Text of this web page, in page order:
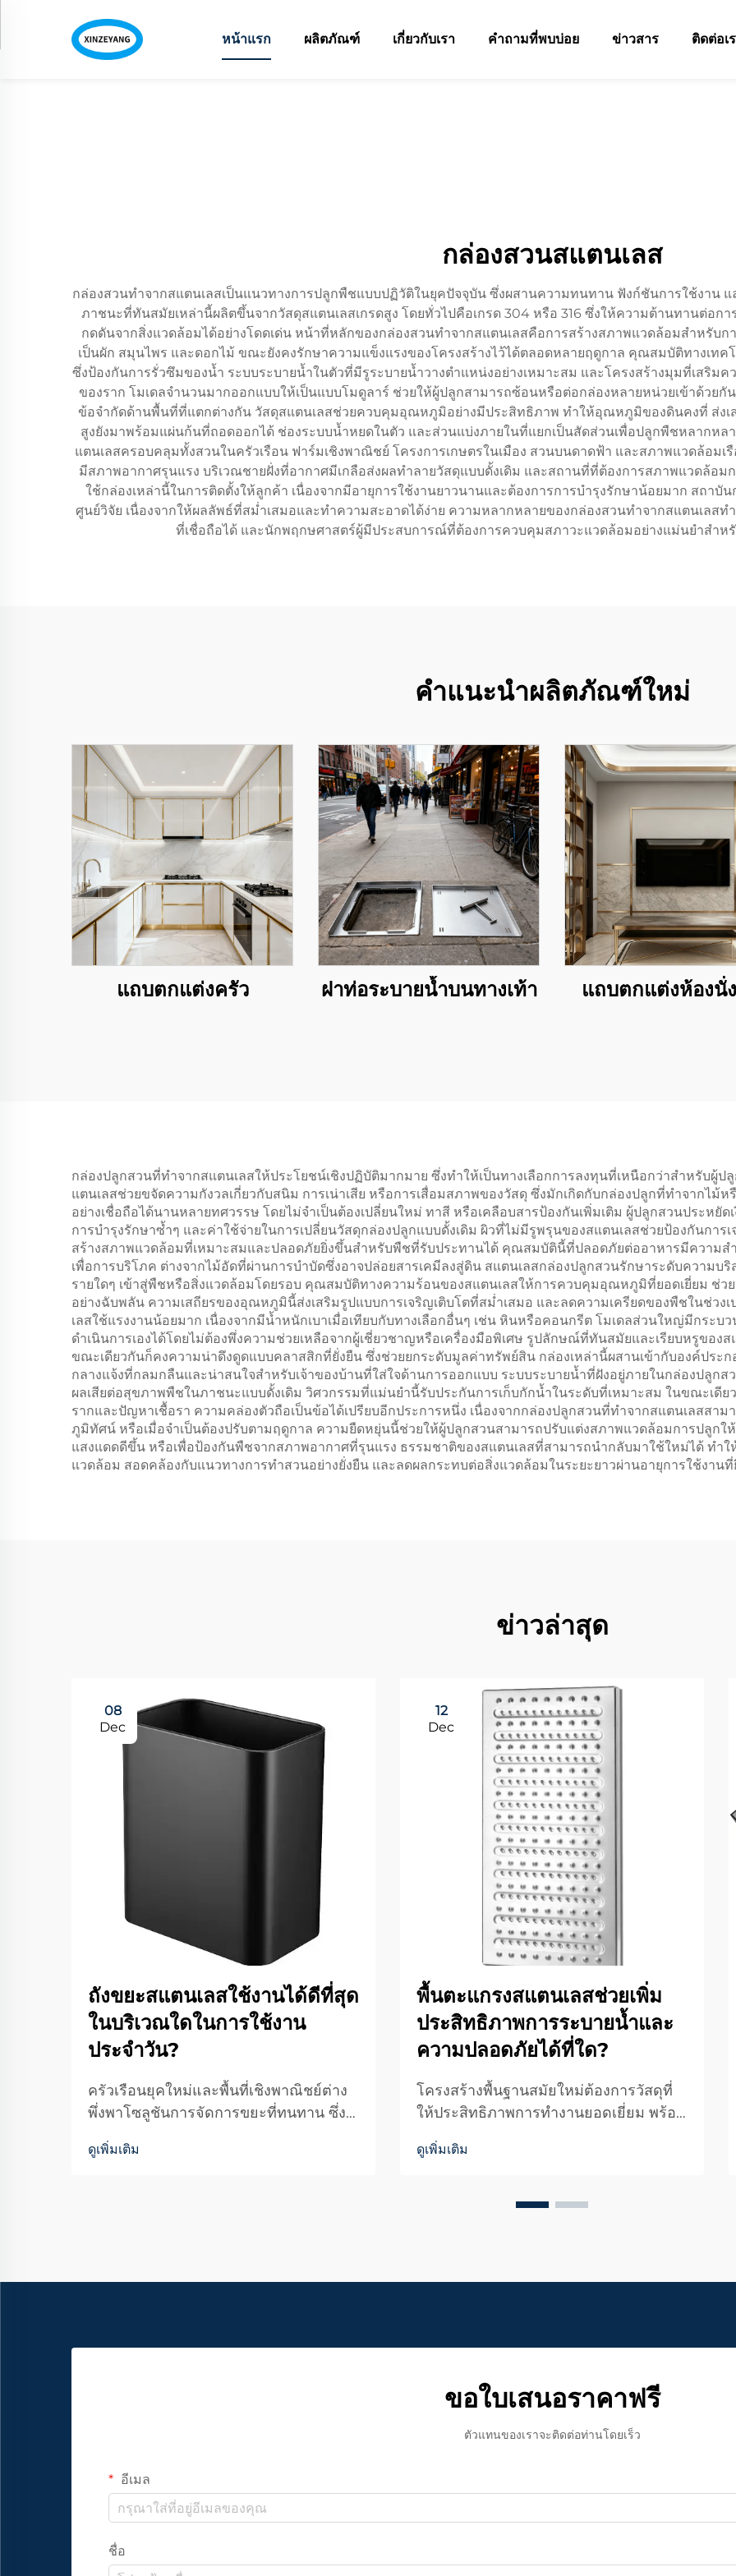
หน้าแรก ผลิตภัณฑ์ เกี่ยวกับเรา คำถามที่พบบ่อย ข่าวสาร ติดต่อเ
กล่องสวนสแตนเลส
กล่องสวนทำจากสแตนเลสเป็นแนวทางการปลูกพืชแบบปฏิวัติในยุคปัจจุบัน ซึ่งผสานความทนทาน ฟังก์ชันการใช้งาน แ
ภาชนะที่ทันสมัยเหล่านี้ผลิตขึ้นจากวัสดุสแตนเลสเกรดสูง โดยทั่วไปคือเกรด 304 หรือ 316 ซึ่งให้ความต้านทานต่อก
กดดันจากสิ่งแวดล้อมได้อย่างโดดเด่น หน้าที่หลักของกล่องสวนทำจากสแตนเลสคือการสร้างสภาพแวดล้อมสำหรับ
เป็นผัก สมุนไพร และดอกไม้ ขณะยังคงรักษาความแข็งแรงของโครงสร้างไว้ได้ตลอดหลายฤดูกาล คุณสมบัติทางเทค
ซึ่งป้องกันการรั่วซึมของน้ำ ระบบระบายน้ำในตัวที่มีรูระบายน้ำวางตำแหน่งอย่างเหมาะสม และโครงสร้างมุมที่เสริม
ของราก โมเดลจำนวนมากออกแบบให้เป็นแบบโมดูลาร์ ช่วยให้ผู้ปลูกสามารถซ้อนหรือต่อกล่องหลายหน่วยเข้าด้วย
ข้อจำกัดด้านพื้นที่ที่แตกต่างกัน วัสดุสแตนเลสช่วยควบคุมอุณหภูมิอย่างมีประสิทธิภาพ ทำให้อุณหภูมิของดินคงที่ ส่งเ
สูงยังมาพร้อมแผ่นก้นที่ถอดออกได้ ช่องระบบน้ำหยดในตัว และส่วนแบ่งภายในที่แยกเป็นสัดส่วนเพื่อปลูกพืชหลากห
แตนเลสครอบคลุมทั้งสวนในครัวเรือน ฟาร์มเชิงพาณิชย์ โครงการเกษตรในเมือง สวนบนดาดฟ้า และสภาพแวดล้อม
มีสภาพอากาศรุนแรง บริเวณชายฝั่งที่อากาศมีเกลือส่งผลทำลายวัสดุแบบดั้งเดิม และสถานที่ที่ต้องการสภาพแวดล้อ
ใช้กล่องเหล่านี้ในการติดตั้งให้ลูกค้า เนื่องจากมีอายุการใช้งานยาวนานและต้องการการบำรุงรักษาน้อยมาก สถาบั
ศูนย์วิจัย เนื่องจากให้ผลลัพธ์ที่สม่ำเสมอและทำความสะอาดได้ง่าย ความหลากหลายของกล่องสวนทำจากสแตนเลส
ที่เชื่อถือได้ และนักพฤกษศาสตร์ผู้มีประสบการณ์ที่ต้องการควบคุมสภาวะแวดล้อมอย่างแม่นยำสำหรั
คำแนะนำผลิตภัณฑ์ใหม่
แถบตกแต่งครัว ฝาท่อระบายน้ำบนทางเท้า แถบตกแต่งห้องนั่
กล่องปลูกสวนที่ทำจากสแตนเลสให้ประโยชน์เชิงปฏิบัติมากมาย ซึ่งทำให้เป็นทางเลือกการลงทุนที่เหนือกว่าสำหรับผู้
แตนเลสช่วยขจัดความกังวลเกี่ยวกับสนิม การเน่าเสีย หรือการเสื่อมสภาพของวัสดุ ซึ่งมักเกิดกับกล่องปลูกที่ทำจากไม้
อย่างเชื่อถือได้นานหลายทศวรรษ โดยไม่จำเป็นต้องเปลี่ยนใหม่ ทาสี หรือเคลือบสารป้องกันเพิ่มเติม ผู้ปลูกสวนประหยัด
การบำรุงรักษาซ้ำๆ และค่าใช้จ่ายในการเปลี่ยนวัสดุกล่องปลูกแบบดั้งเดิม ผิวที่ไม่มีรูพรุนของสแตนเลสช่วยป้องกันการ
สร้างสภาพแวดล้อมที่เหมาะสมและปลอดภัยยิ่งขึ้นสำหรับพืชที่รับประทานได้ คุณสมบัตินี้ที่ปลอดภัยต่ออาหารมีความส
เพื่อการบริโภค ต่างจากไม้อัดที่ผ่านการบำบัดซึ่งอาจปล่อยสารเคมีลงสู่ดิน สแตนเลสกล่องปลูกสวนรักษาระดับความ
รายใดๆ เข้าสู่พืชหรือสิ่งแวดล้อมโดยรอบ คุณสมบัติทางความร้อนของสแตนเลสให้การควบคุมอุณหภูมิที่ยอดเยี่ยม ช่ว
อย่างฉับพลัน ความเสถียรของอุณหภูมินี้ส่งเสริมรูปแบบการเจริญเติบโตที่สม่ำเสมอ และลดความเครียดของพืชในช่ว
เลสใช้แรงงานน้อยมาก เนื่องจากมีน้ำหนักเบาเมื่อเทียบกับทางเลือกอื่นๆ เช่น หินหรือคอนกรีต โมเดลส่วนใหญ่มีกระบ
ดำเนินการเองได้โดยไม่ต้องพึ่งความช่วยเหลือจากผู้เชี่ยวชาญหรือเครื่องมือพิเศษ รูปลักษณ์ที่ทันสมัยและเรียบหรูขอ
ขณะเดียวกันก็คงความน่าดึงดูดแบบคลาสสิกที่ยั่งยืน ซึ่งช่วยยกระดับมูลค่าทรัพย์สิน กล่องเหล่านี้ผสานเข้ากับองค์ประก
กลางแจ้งที่กลมกลืนและน่าสนใจสำหรับเจ้าของบ้านที่ใส่ใจด้านการออกแบบ ระบบระบายน้ำที่ฝังอยู่ภายในกล่องปลูก
ผลเสียต่อสุขภาพพืชในภาชนะแบบดั้งเดิม วิศวกรรมที่แม่นยำนี้รับประกันการเก็บกักน้ำในระดับที่เหมาะสม ในขณะเดี
รากและปัญหาเชื้อรา ความคล่องตัวถือเป็นข้อได้เปรียบอีกประการหนึ่ง เนื่องจากกล่องปลูกสวนที่ทำจากสแตนเลสสาม
ภูมิทัศน์ หรือเมื่อจำเป็นต้องปรับตามฤดูกาล ความยืดหยุ่นนี้ช่วยให้ผู้ปลูกสวนสามารถปรับแต่งสภาพแวดล้อมการปลูกใ
แสงแดดดีขึ้น หรือเพื่อป้องกันพืชจากสภาพอากาศที่รุนแรง ธรรมชาติของสแตนเลสที่สามารถนำกลับมาใช้ใหม่ได้ ทำใ
แวดล้อม สอดคล้องกับแนวทางการทำสวนอย่างยั่งยืน และลดผลกระทบต่อสิ่งแวดล้อมในระยะยาวผ่านอายุการใช้งา
ข่าวล่าสุด
08
Dec
ถังขยะสแตนเลสใช้งานได้ดีที่สุด
ในบริเวณใดในการใช้งาน
ประจำวัน?
ครัวเรือนยุคใหม่และพื้นที่เชิงพาณิชย์ต่าง
พึ่งพาโซลูชันการจัดการขยะที่ทนทาน ซึ่ง
ประสิทธิภาพกับความสวยงาม สไตล์ ถัง
ดูเพิ่มเติม
12
Dec
พื้นตะแกรงสแตนเลสช่วยเพิ่ม
ประสิทธิภาพการระบายน้ำและ
ความปลอดภัยได้ที่ใด?
โครงสร้างพื้นฐานสมัยใหม่ต้องการวัสดุที่
ให้ประสิทธิภาพการทำงานยอดเยี่ยม พร้อม
เชิงสถาปัตยกรรม ในงานประยุกต์ใช้งาน
โซลูชันการระบายน้ำที่มีประสิทธิภาพมี
ดูเพิ่มเติม
ขอใบเสนอราคาฟรี
ตัวแทนของเราจะติดต่อท่านโดยเร็ว
อีเมล
ชื่อ